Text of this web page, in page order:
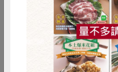
2023-04-10社內大小事
減塑新服務上路：自動
減塑減廢是合作社很重要
RPET
雞蛋 食安 共